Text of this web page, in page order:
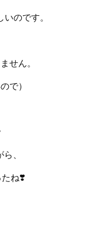
のです。
せん。
で）
、
ね❣️